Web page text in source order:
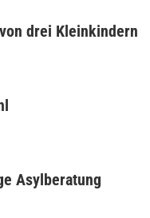
drei Kleinkindern
Asylberatung